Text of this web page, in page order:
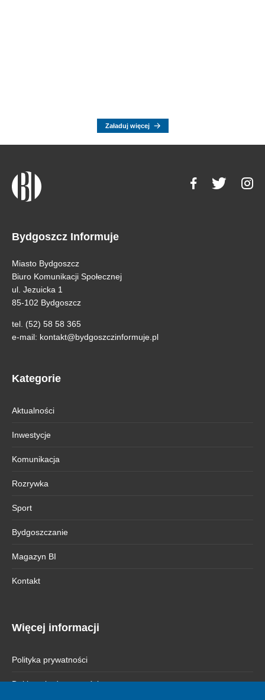
Załaduj więcej
Bydgoszcz Informuje
Miasto Bydgoszcz
Biuro Komunikacji Społecznej
ul. Jezuicka 1
85-102 Bydgoszcz
tel. (52) 58 58 365
e-mail: kontakt@bydgoszczinformuje.pl
Kategorie
Aktualności
Inwestycje
Komunikacja
Rozrywka
Sport
Bydgoszczanie
Magazyn BI
Kontakt
Więcej informacji
Polityka prywatności
Deklaracja dostępności